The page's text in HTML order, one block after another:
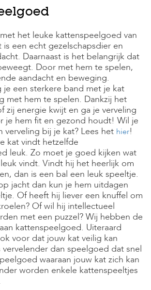
het leuke kattenspeelgoed van
is een echt gezelschapsdier en
Daarnaast is het belangrijk dat
Door met hem te spelen,
aandacht en beweging.
je een sterkere band met je kat
met hem te spelen. Dankzij het
zij energie kwijt en ga je verveling
je hem fit en gezond houdt! Wil je
verveling bij je kat? Lees het hier!
kat vindt hetzelfde
leuk. Zo moet je goed kijken wat
vindt. Vindt hij het heerlijk om
dan is een bal een leuk speeltje.
jacht dan kun je hem uitdagen
Of heeft hij liever een knuffel om
Of wil hij intellectueel
met een puzzel? Wij hebben de
kattenspeelgoed. Uiteraard
voor dat jouw kat veilig kan
dan speelgoed dat snel
waaraan jouw kat zich kan
worden enkele kattenspeeltjes